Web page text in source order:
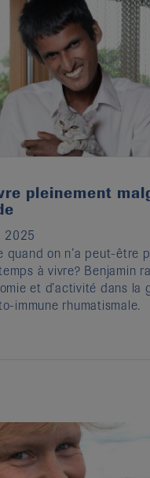
pleinement
2025
quand on n’a peut-être
à vivre? Benjamin
et d’activité dans la
immune rhumatismale.